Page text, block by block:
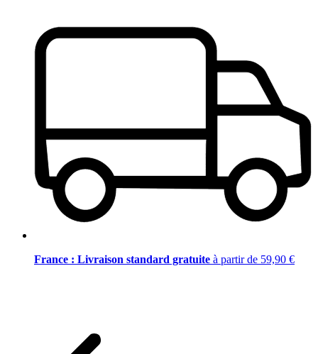
France : Livraison standard gratuite à partir de 59,90 €